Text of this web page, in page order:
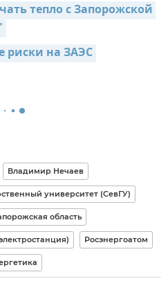
тепло с Запорожской
риски на ЗАЭС
Владимир Нечаев
университет (СевГУ)
область
Росэнергоатом